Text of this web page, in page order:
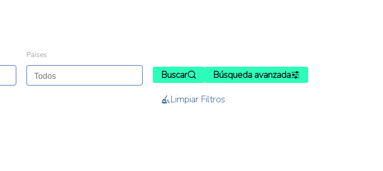
Países
Buscar
Búsqueda avanzada
Limpiar Filtros